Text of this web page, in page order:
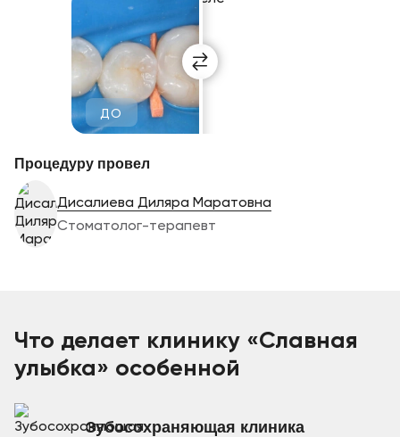
Процедуру провел
Дисалиева Диляра Маратовна
Стоматолог-терапевт
Что делает клинику «Славная
улыбка» особенной
Зубосохраняющая клиника